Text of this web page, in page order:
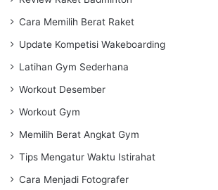
Cara Memilih Berat Raket
Update Kompetisi Wakeboarding
Latihan Gym Sederhana
Workout Desember
Workout Gym
Memilih Berat Angkat Gym
Tips Mengatur Waktu Istirahat
Cara Menjadi Fotografer